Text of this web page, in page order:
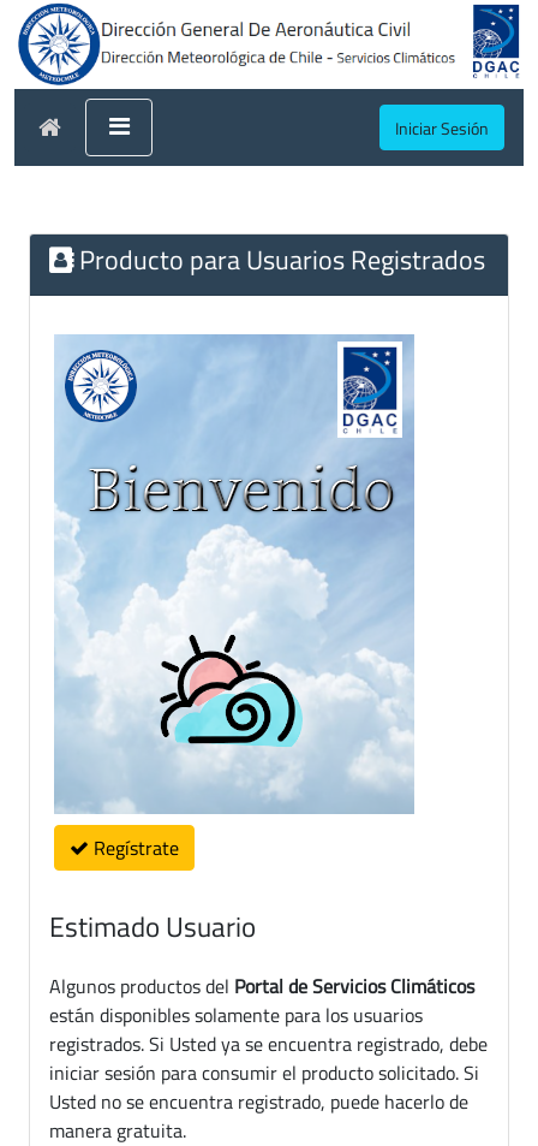
Iniciar Sesión
Producto para Usuarios Registrados
Regístrate
Estimado Usuario
Algunos productos del Portal de Servicios Climáticos
están disponibles solamente para los usuarios
registrados. Si Usted ya se encuentra registrado, debe
iniciar sesión para consumir el producto solicitado. Si
Usted no se encuentra registrado, puede hacerlo de
manera gratuita.